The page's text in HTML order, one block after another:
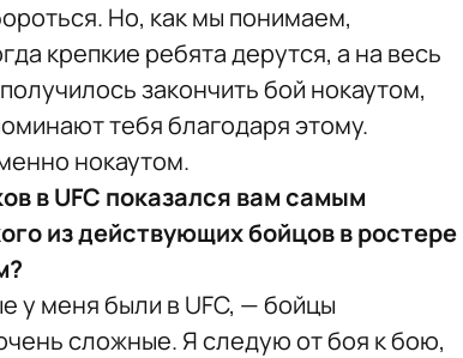
Но, как мы понимаем,
крепкие ребята дерутся, а на весь
закончить бой нокаутом,
тебя благодаря этому.
нокаутом.
в UFC показался вам самым
из действующих бойцов в ростере
у меня были в UFC, — бойцы
сложные. Я следую от боя к бою,